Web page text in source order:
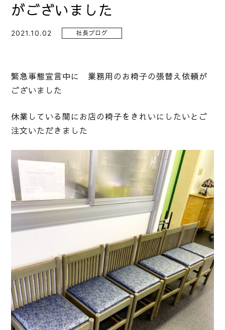
がございました
2021.10.02 社長ブログ
緊急事態宣言中に 業務用のお椅子の張替え依頼が
ございました
休業している間にお店の椅子をきれいにしたいとご
注文いただきました